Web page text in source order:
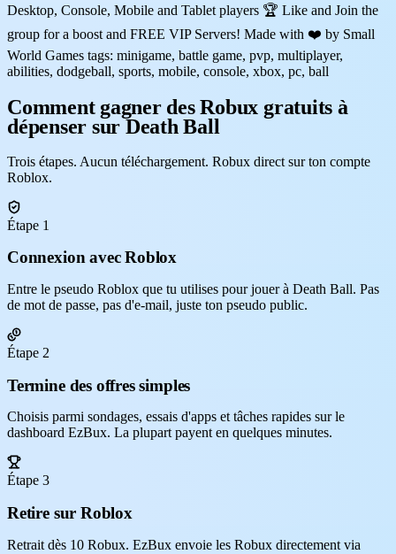
Desktop, Console, Mobile and Tablet players 🏆 Like and Join the
group for a boost and FREE VIP Servers! Made with ❤️ by Small
World Games tags: minigame, battle game, pvp, multiplayer,
abilities, dodgeball, sports, mobile, console, xbox, pc, ball
Comment gagner des Robux gratuits à
dépenser sur Death Ball
Trois étapes. Aucun téléchargement. Robux direct sur ton compte
Roblox.
Étape 1
Connexion avec Roblox
Entre le pseudo Roblox que tu utilises pour jouer à Death Ball. Pas
de mot de passe, pas d'e-mail, juste ton pseudo public.
Étape 2
Termine des offres simples
Choisis parmi sondages, essais d'apps et tâches rapides sur le
dashboard EzBux. La plupart payent en quelques minutes.
Étape 3
Retire sur Roblox
Retrait dès 10 Robux. EzBux envoie les Robux directement via